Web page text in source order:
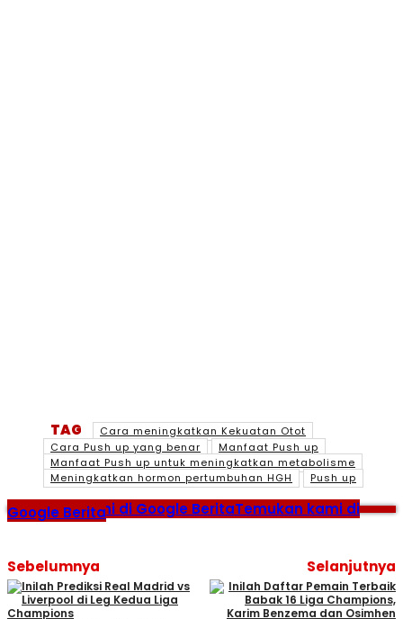
TAG
Cara meningkatkan Kekuatan Otot
Cara Push up yang benar
Manfaat Push up
Manfaat Push up untuk meningkatkan metabolisme
Meningkatkan hormon pertumbuhan HGH
Push up
Temukan kami di Google BeritaTemukan kami di
Google Berita
Sebelumnya Selanjutnya